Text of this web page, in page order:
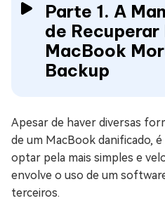
Parte 1. A
de Recuperar
MacBook
Backup
Apesar de haver diversas
de um MacBook danificado,
optar pela mais simples e
envolve o uso de um
terceiros.